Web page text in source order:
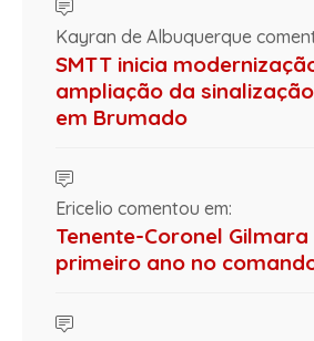
Kayran de Albuquerque
SMTT inicia
ampliação da
em Brumado
Ericelio comentou em:
Tenente-Coronel
primeiro ano no comando